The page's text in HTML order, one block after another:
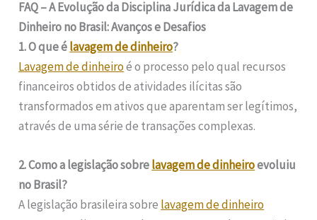
FAQ – A Evolução da Disciplina Jurídica da Lavagem de
Dinheiro no Brasil: Avanços e Desafios
1. O que élavagem de dinheiro?
Lavagem de dinheiroé o processo pelo qual recursos
financeiros obtidos de atividades ilícitas são
transformados em ativos que aparentam ser legítimos,
através de uma série de transações complexas.
2. Como a legislação sobrelavagem de dinheiroevoluiu
no Brasil?
A legislação brasileira sobre lavagem de dinheiro